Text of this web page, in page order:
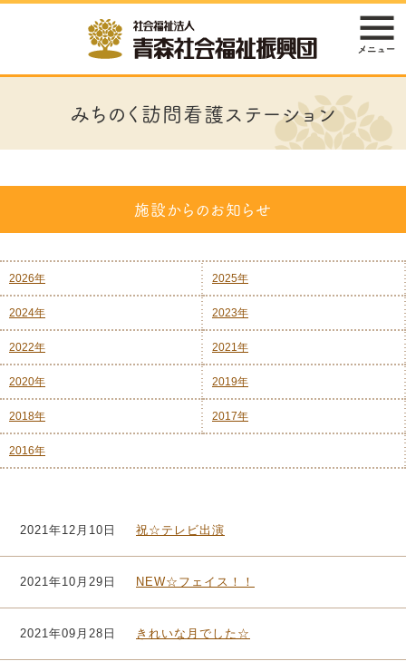
みちのく訪問看護ステーション
施設からのお知らせ
2026年 2025年
2024年 2023年
2022年 2021年
2020年 2019年
2018年 2017年
2016年
2021年12月10日 祝☆テレビ出演
2021年10月29日 NEW☆フェイス！！
2021年09月28日 きれいな月でした☆